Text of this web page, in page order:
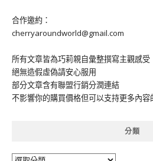
合作邀約：
cherryaroundworld@gmail.com
所有文章皆為巧莉親自彙整撰寫主觀感受
絕無造假虛偽請安心服用
部分文章含有聯盟行銷分潤連結
不影響你的購買價格但可以支持更多內容
分類